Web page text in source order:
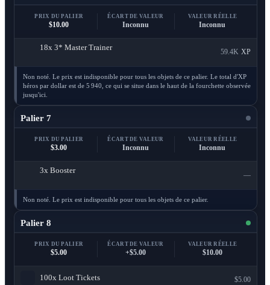
PRIX DU PALIER
$10.00
ÉCART DE VALEUR
Inconnu
VALEUR RÉELLE
Inconnu
18x 3* Master Trainer
59.4K XP
Non noté. Le prix est indisponible pour tous les objets de ce palier. Le total d'XP
héros par dollar est de 5 940, ce qui se situe dans le haut de la fourchette observée
jusqu'ici.
Palier 7
PRIX DU PALIER
$3.00
ÉCART DE VALEUR
Inconnu
VALEUR RÉELLE
Inconnu
3x Booster
—
Non noté. Le prix est indisponible pour tous les objets de ce palier.
Palier 8
PRIX DU PALIER
$5.00
ÉCART DE VALEUR
+$5.00
VALEUR RÉELLE
$10.00
100x Loot Tickets $5.00